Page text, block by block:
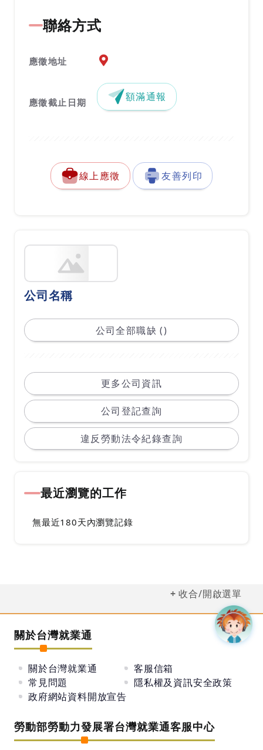
聯絡方式
應徵地址 應徵地址地圖『另開新視窗』
應徵截止日期 額滿通報
線上應徵 友善列印
公司名稱
公司全部職缺 ()
更多公司資訊
公司登記查詢
違反勞動法令紀錄查詢
最近瀏覽的工作
無最近180天內瀏覽記錄
收合/開啟選單
關於台灣就業通
關於台灣就業通
客服信箱
常見問題
隱私權及資訊安全政策
政府網站資料開放宣告
勞動部勞動力發展署台灣就業通客服中心